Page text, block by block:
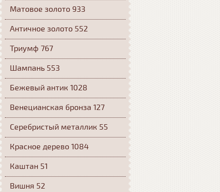
Матовое золото 933
Античное золото 552
Триумф 767
Шампань 553
Бежевый антик 1028
Венецианская бронза 127
Серебристый металлик 55
Красное дерево 1084
Каштан 51
Вишня 52